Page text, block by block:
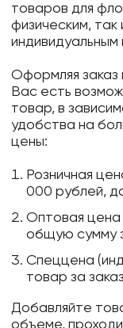
товаров для
физическим,
Оформляя заказ
Вас есть
товар, в
удобства на
цены:
Розничная
000 рублей,
Оптовая цена
общую сумму
Спеццена
товар за
Добавляйте
объеме,